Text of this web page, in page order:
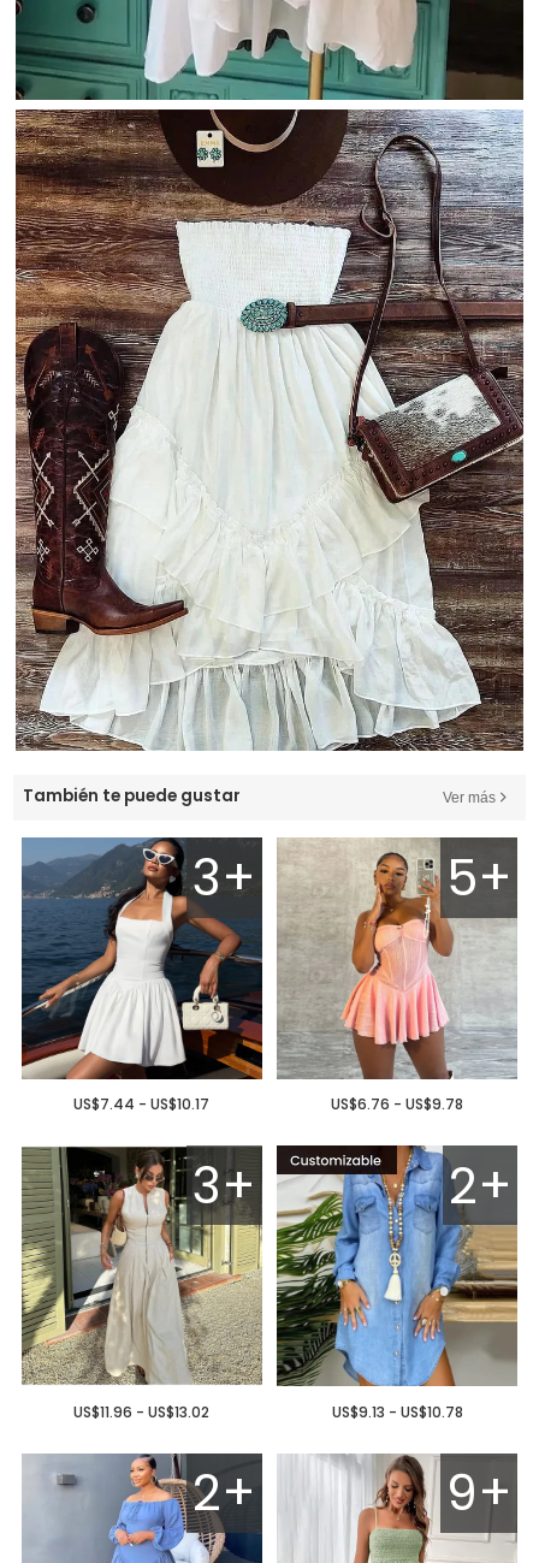
También te puede gustar Ver más
3+
US$7.44 - US$10.17
5+
US$6.76 - US$9.78
3+
US$11.96 - US$13.02
2+
US$9.13 - US$10.78
2+ 9+